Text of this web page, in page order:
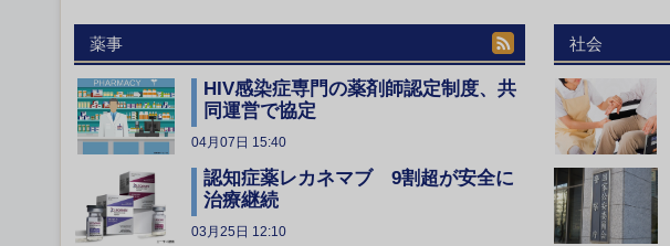
薬事
HIV感染症専門の薬剤師認定制度、共
同運営で協定
04月07日 15:40
認知症薬レカネマブ 9割超が安全に
治療継続
03月25日 12:10
社会